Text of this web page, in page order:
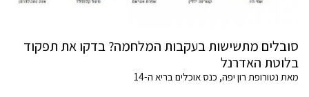
סובלים מתשישות בעקבות המלחמה? בדקו את תפקוד
בלוטת האדרנל
מאת נטורופת רון יפה, כנס אוכלים בריא ה-14